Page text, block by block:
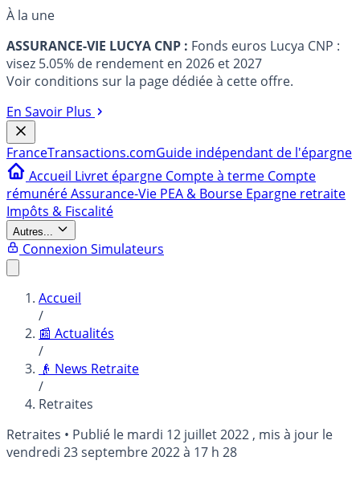
À la une
ASSURANCE-VIE LUCYA CNP : Fonds euros Lucya CNP :
visez 5.05% de rendement en 2026 et 2027
Voir conditions sur la page dédiée à cette offre.
En Savoir Plus
FranceTransactions.comGuide indépendant de l'épargne
Accueil Livret épargne Compte à terme Compte
rémunéréAssurance-Vie PEA & Bourse Epargne retraite
Impôts & Fiscalité
Autres...
Connexion Simulateurs
Accueil
/
📰 Actualités
/
👴 News Retraite
/
Retraites
Retraites • Publié le mardi 12 juillet 2022 , mis à jour le
vendredi 23 septembre 2022 à 17 h 28